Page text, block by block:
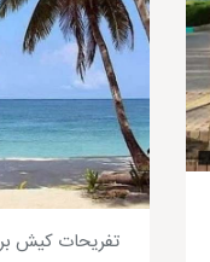
تفریحات کیش